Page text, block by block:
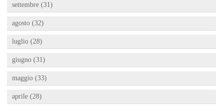
settembre (31)
agosto (32)
luglio (28)
giugno (31)
maggio (33)
aprile (28)